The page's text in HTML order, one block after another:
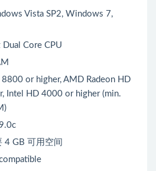
Vista SP2, Windows 7,
Core CPU
8800 or higher, AMD Radeon HD
Intel HD 4000 or higher (min.
4 GB 可用空间